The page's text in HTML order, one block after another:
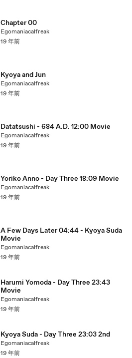
Chapter 00
Egomaniacalfreak
19 年前
Kyoya and Jun
Egomaniacalfreak
19 年前
Datatsushi - 684 A.D. 12:00 Movie
Egomaniacalfreak
19 年前
Yoriko Anno - Day Three 18:09 Movie
Egomaniacalfreak
19 年前
A Few Days Later 04:44 - Kyoya Suda
Movie
Egomaniacalfreak
19 年前
Harumi Yomoda - Day Three 23:43
Movie
Egomaniacalfreak
19 年前
Kyoya Suda - Day Three 23:03 2nd
Egomaniacalfreak
19 年前